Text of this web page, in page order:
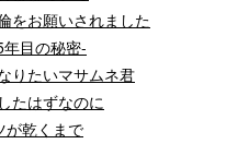
をお願いされました
目の秘密-
りたいマサムネ君
たはずなのに
が乾くまで